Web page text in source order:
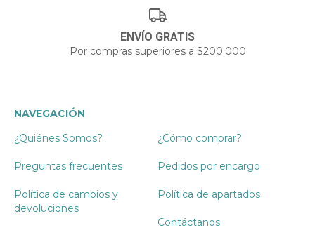
ENVÍO GRATIS
Por compras superiores a $200.000
NAVEGACIÓN
¿Quiénes Somos?
¿Cómo comprar?
Preguntas frecuentes Pedidos por encargo
Política de cambios y
devoluciones
Política de apartados
Contáctanos